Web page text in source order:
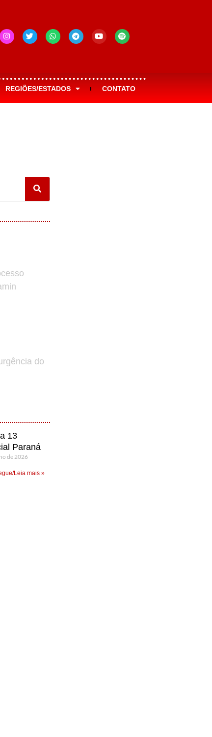
REGIÕES/ESTADOS CONTATO
do
13
Paraná
de 2026
Leia mais »